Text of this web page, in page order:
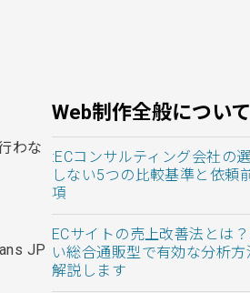
わな
JP
Web制作全般について
:ECコンサルティング会社の
しない5つの比較基準と依頼
項
ECサイトの売上改善法とは
い総合通販型で有効な分析方
解説します